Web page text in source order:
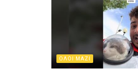
ΟΛΟΙ ΜΑΖΙ